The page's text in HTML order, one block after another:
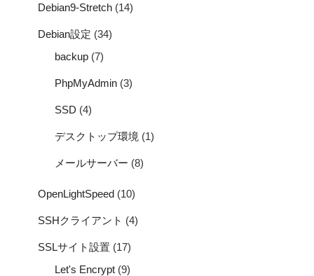
Debian9-Stretch (14)
Debian設定 (34)
backup (7)
PhpMyAdmin (3)
SSD (4)
デスクトップ環境 (1)
メールサーバー (8)
OpenLightSpeed (10)
SSHクライアント (4)
SSLサイト設置 (17)
Let's Encrypt (9)